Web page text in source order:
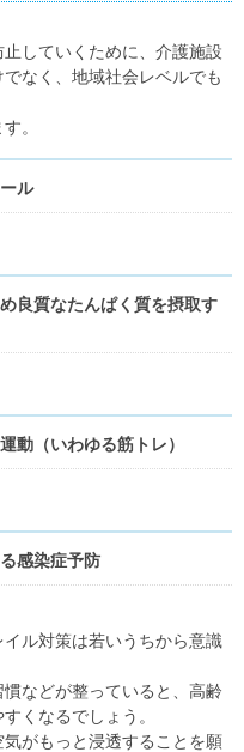
していくために、介護施設
なく、地域社会レベルでも
。
ル
良質なたんぱく質を摂取す
動（いわゆる筋トレ）
感染症予防
イル対策は若いうちから意識
などが整っていると、高齢
くなるでしょう。
がもっと浸透することを願